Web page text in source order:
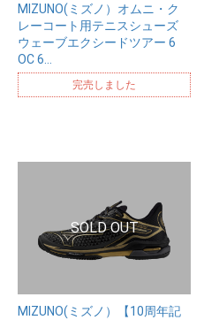
MIZUNO(ミズノ）オムニ・ク
レーコート用テニスシューズ
ウェーブエクシードツアー 6
OC 6…
完売しました
MIZUNO(ミズノ）【10周年記